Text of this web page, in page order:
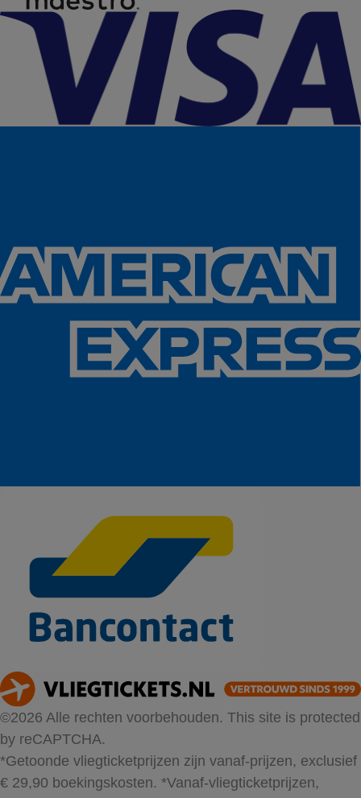
©2026 Alle rechten voorbehouden. This site is protected
by reCAPTCHA.
*Getoonde vliegticketprijzen zijn vanaf-prijzen, exclusief
€ 29,90 boekingskosten. *Vanaf-vliegticketprijzen,